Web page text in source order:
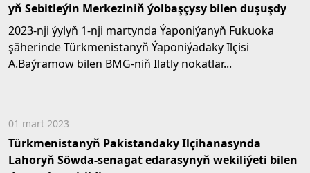
yň Sebitleýin Merkeziniň ýolbaşçysy bilen duşuşdy
2023-nji ýylyň 1-nji martynda Ýaponiýanyň Fukuoka
şäherinde Türkmenistanyň Ýaponiýadaky Ilçisi
A.Baýramow bilen BMG-niň Ilatly nokatlar...
01 mart 2023
Türkmenistanyň Pakistandaky Ilçihanasynda
Lahoryň Söwda-senagat edarasynyň wekiliýeti bilen